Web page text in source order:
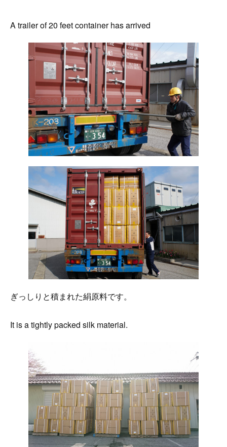
A trailer of 20 feet container has arrived
ぎっしりと積まれた絹原料です。
It is a tightly packed silk material.